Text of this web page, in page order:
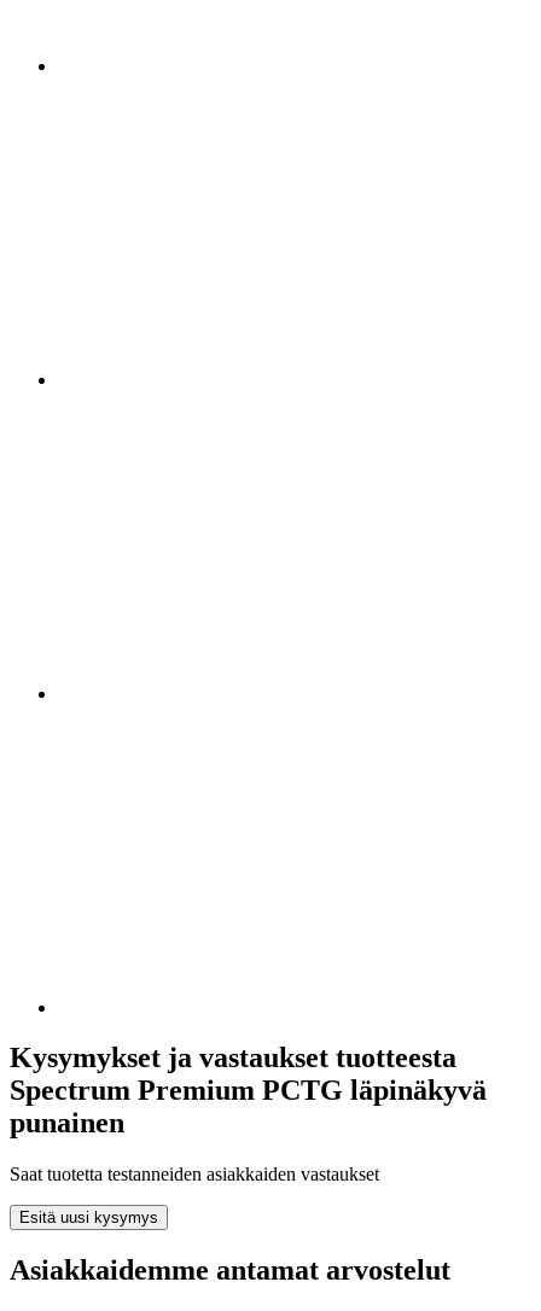
Kysymykset ja vastaukset tuotteesta
Spectrum Premium PCTG läpinäkyvä
punainen
Saat tuotetta testanneiden asiakkaiden vastaukset
Esitä uusi kysymys
Asiakkaidemme antamat arvostelut